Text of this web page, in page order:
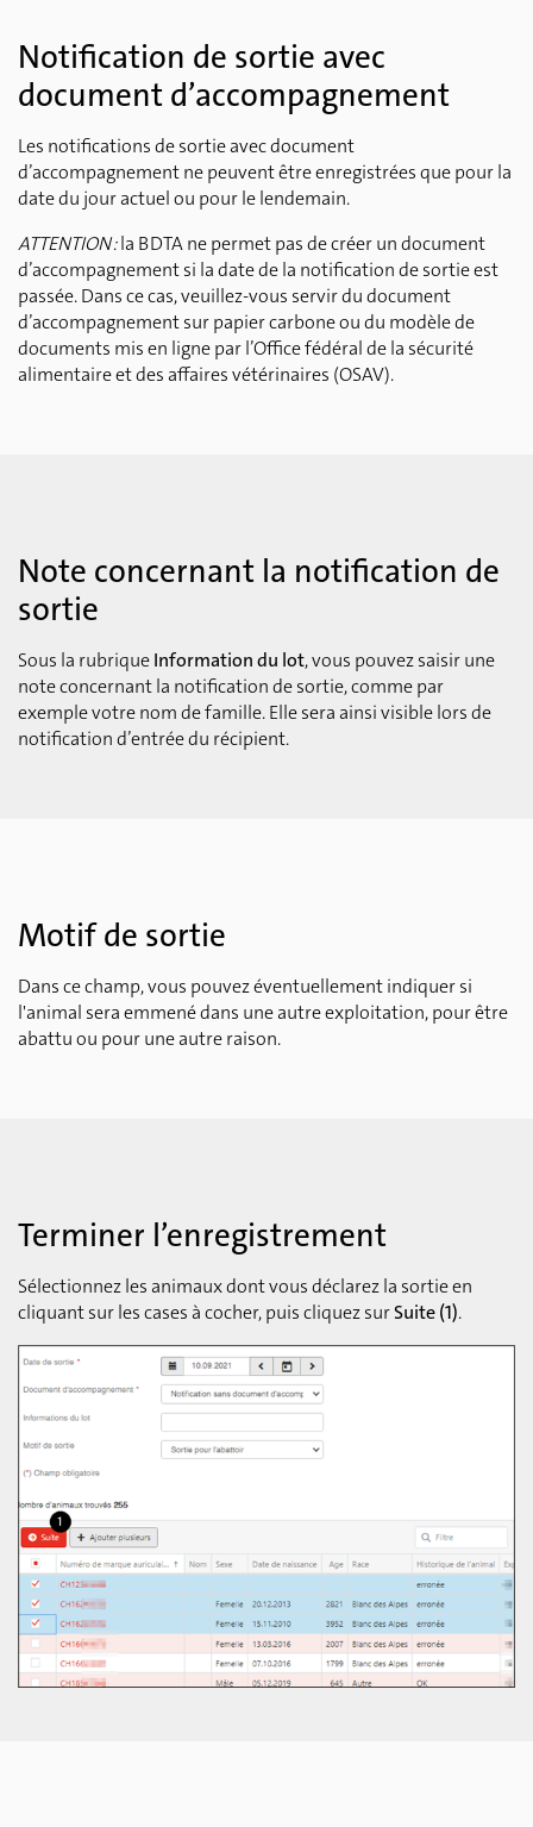
Notification de sortie avec
document d’accompagnement
Les notifications de sortie avec document
d’accompagnement ne peuvent être enregistrées que pour la
date du jour actuel ou pour le lendemain.
ATTENTION :la BDTA ne permet pas de créer un document
d’accompagnement si la date de la notification de sortie est
passée. Dans ce cas, veuillez-vous servir du document
d’accompagnement sur papier carbone ou du modèle de
documents mis en ligne par l’Office fédéral de la sécurité
alimentaire et des affaires vétérinaires (OSAV).
Note concernant la notification de
sortie
Sous la rubriqueInformation du lot, vous pouvez saisir une
note concernant la notification de sortie, comme par
exemple votre nom de famille. Elle sera ainsi visible lors de
notification d’entrée du récipient.
Motif de sortie
Dans ce champ, vous pouvez éventuellement indiquer si
l'animal sera emmené dans une autre exploitation, pour être
abattu ou pour une autre raison.
Terminer l’enregistrement
Sélectionnez les animaux dont vous déclarez la sortie en
cliquant sur les cases à cocher, puis cliquez surSuite (1).